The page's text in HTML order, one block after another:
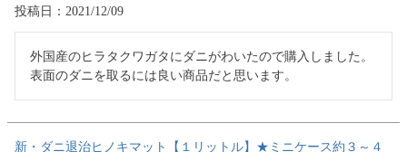
投稿日 2021/12/09
外国産のヒラタクワガタにダニがわいたので購入しました。
表面のダニを取るには良い商品だと思います。
新・ダニ退治ヒノキマット【１リットル】★ミニケース約３～４